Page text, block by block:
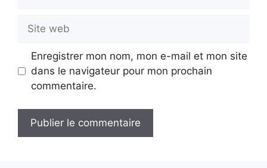
Site
web
Enregistrer mon nom, mon e-mail et mon site
dans le navigateur pour mon prochain
commentaire.